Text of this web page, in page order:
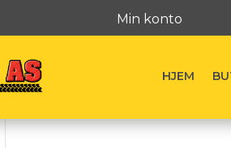
Min konto
HJEM